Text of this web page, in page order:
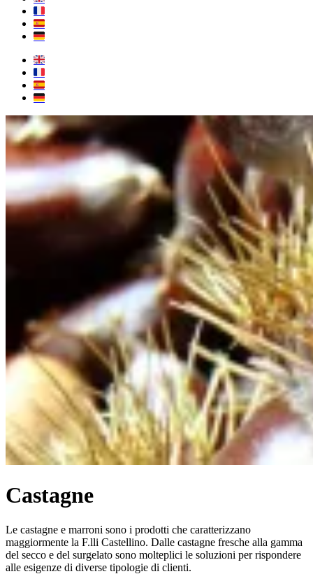
🇫🇷
🇪🇸
🇩🇪
🇬🇧
🇫🇷
🇪🇸
🇩🇪
Castagne
Le castagne e marroni sono i prodotti che caratterizzano
maggiormente la F.lli Castellino. Dalle castagne fresche alla gamma
del secco e del surgelato sono molteplici le soluzioni per rispondere
alle esigenze di diverse tipologie di clienti.